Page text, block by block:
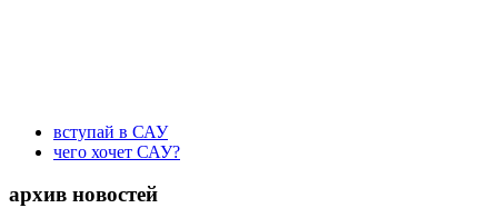
вступай в САУ
чего хочет САУ?
архив новостей